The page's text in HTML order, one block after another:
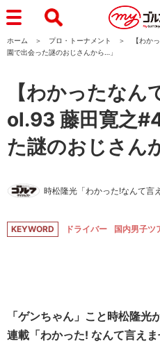
ホーム プロ・トーナメント
【わか
園で出会った謎のおじさんから…」
【わかったな
ol.93 藤田寛之
た謎のおじさん
時松隆光「わかった!なんて言
KEYWORD ドライバー 国内男子ツ
「ゲンちゃん」こと時松隆
連載「わかった! なんて言え